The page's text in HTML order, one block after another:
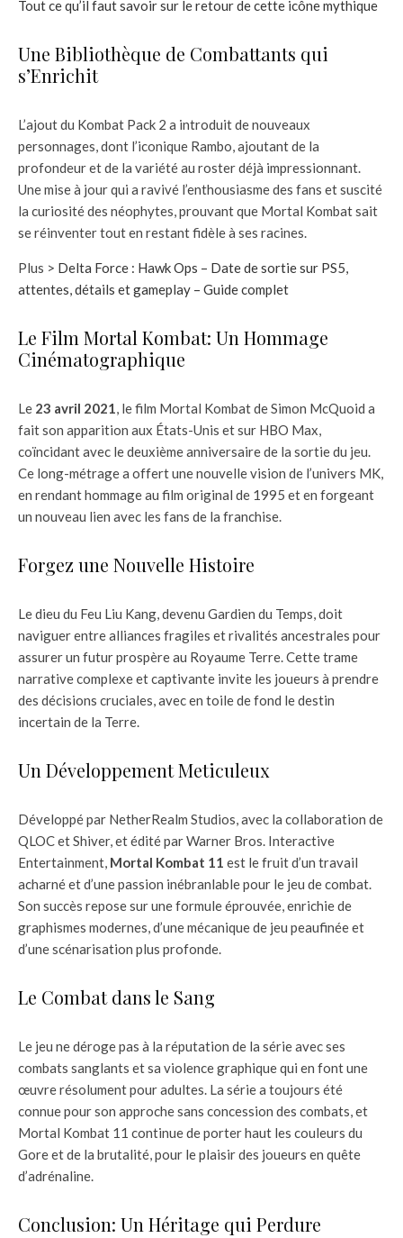
Tout ce qu’il faut savoir sur le retour de cette icône mythique
Une Bibliothèque de Combattants qui
s’Enrichit
L’ajout du Kombat Pack 2 a introduit de nouveaux
personnages, dont l’iconique Rambo, ajoutant de la
profondeur et de la variété au roster déjà impressionnant.
Une mise à jour qui a ravivé l’enthousiasme des fans et suscité
la curiosité des néophytes, prouvant que Mortal Kombat sait
se réinventer tout en restant fidèle à ses racines.
Plus > Delta Force : Hawk Ops – Date de sortie sur PS5,
attentes, détails et gameplay – Guide complet
Le Film Mortal Kombat: Un Hommage
Cinématographique
Le 23 avril 2021, le film Mortal Kombat de Simon McQuoid a
fait son apparition aux États-Unis et sur HBO Max,
coïncidant avec le deuxième anniversaire de la sortie du jeu.
Ce long-métrage a offert une nouvelle vision de l’univers MK,
en rendant hommage au film original de 1995 et en forgeant
un nouveau lien avec les fans de la franchise.
Forgez une Nouvelle Histoire
Le dieu du Feu Liu Kang, devenu Gardien du Temps, doit
naviguer entre alliances fragiles et rivalités ancestrales pour
assurer un futur prospère au Royaume Terre. Cette trame
narrative complexe et captivante invite les joueurs à prendre
des décisions cruciales, avec en toile de fond le destin
incertain de la Terre.
Un Développement Meticuleux
Développé par NetherRealm Studios, avec la collaboration de
QLOC et Shiver, et édité par Warner Bros. Interactive
Entertainment, Mortal Kombat 11 est le fruit d’un travail
acharné et d’une passion inébranlable pour le jeu de combat.
Son succès repose sur une formule éprouvée, enrichie de
graphismes modernes, d’une mécanique de jeu peaufinée et
d’une scénarisation plus profonde.
Le Combat dans le Sang
Le jeu ne déroge pas à la réputation de la série avec ses
combats sanglants et sa violence graphique qui en font une
œuvre résolument pour adultes. La série a toujours été
connue pour son approche sans concession des combats, et
Mortal Kombat 11 continue de porter haut les couleurs du
Gore et de la brutalité, pour le plaisir des joueurs en quête
d’adrénaline.
Conclusion: Un Héritage qui Perdure